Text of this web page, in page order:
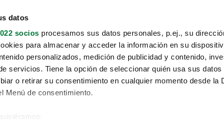
datos
socios procesamos sus datos personales, p.ej., su
para almacenar y acceder la información en su
personalizados, medición de publicidad y contenido,
servicios. Tiene la opción de seleccionar quién usa sus datos
o retirar su consentimiento en cualquier momento desde la
Menú de consentimiento.